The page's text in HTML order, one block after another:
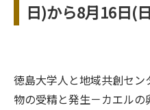
日)から8月16日(
徳島大学人と地域共創セ
物の受精と発生－カエル